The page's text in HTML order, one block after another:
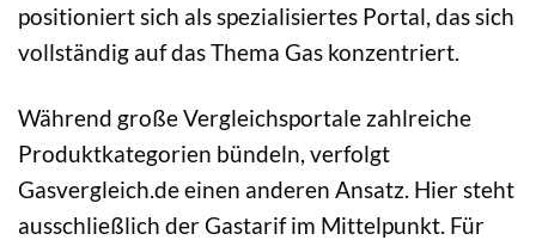
positioniert sich als spezialisiertes Portal, das sich
vollständig auf das Thema Gas konzentriert.
Während große Vergleichsportale zahlreiche
Produktkategorien bündeln, verfolgt
Gasvergleich.de einen anderen Ansatz. Hier steht
ausschließlich der Gastarif im Mittelpunkt. Für